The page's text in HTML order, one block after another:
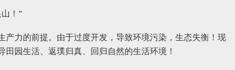
！”
产力的前提。由于过度开发，导致环境污染，生态失衡！现
园生活、返璞归真、回归自然的生活环境！